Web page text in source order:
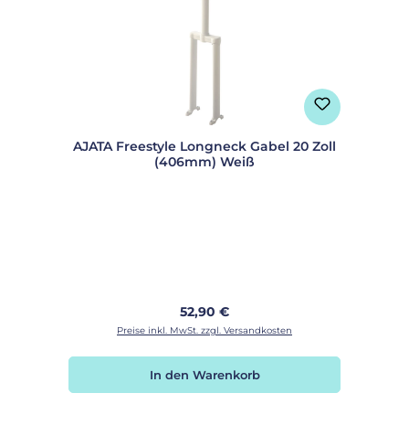
AJATA Freestyle Longneck Gabel 20 Zoll
(406mm) Weiß
Regulärer Preis:
52,90 €
Preise inkl. MwSt. zzgl. Versandkosten
In den Warenkorb